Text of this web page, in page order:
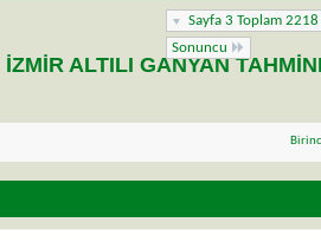
Sayfa 3 Toplam 2218
Sonuncu
ALTILI GANYAN